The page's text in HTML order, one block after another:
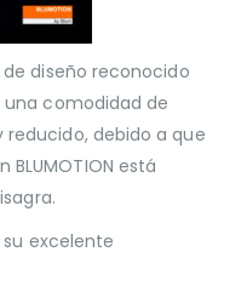
de diseño reconocido
comodidad de
debido a que
está
excelente